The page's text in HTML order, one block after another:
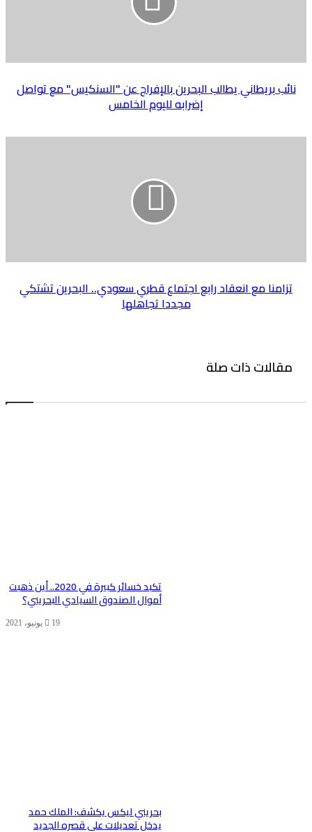
نائب بريطاني يطالب البحرين بالإفراج عن "السنكيس" مع تواصل
إضرابه لليوم الخامس
تزامنا مع انعقاد رابع اجتماع قطري سعودي.. البحرين تشتكي
مجددا تجاهلها
مقالات ذات صلة
تكبد خسائر كبيرة في 2020.. أين ذهبت
أموال الصندوق السيادي البحريني؟
19 يونيو، 2021
بحريني ليكس يكشف: الملك حمد
يدخل تعديلات على قصره الجديد